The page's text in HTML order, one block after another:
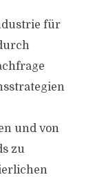
für
und von
zu